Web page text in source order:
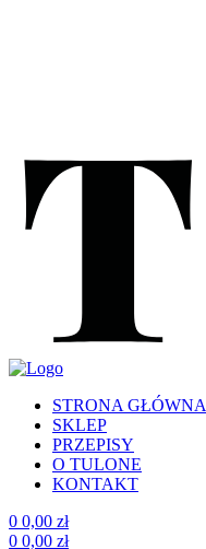
STRONA GŁÓWNA
SKLEP
PRZEPISY
O TULONE
KONTAKT
0 0,00 zł
0 0,00 zł